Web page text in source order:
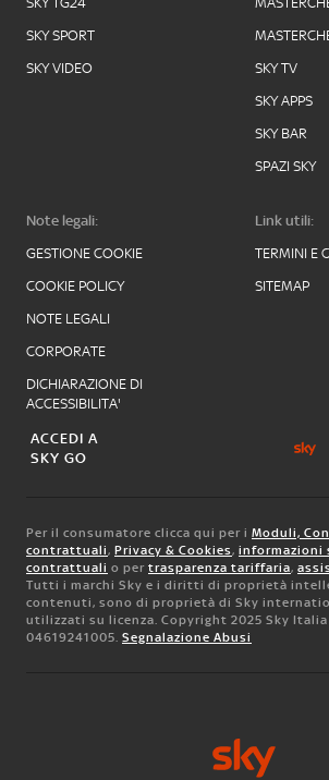
SKY SPORT
SKY VIDEO
SKY TV
SKY APPS
SKY BAR
SPAZI SKY
Note legali:
GESTIONE COOKIE
COOKIE POLICY
NOTE LEGALI
CORPORATE
DICHIARAZIONE DI
ACCESSIBILITA'
Link utili:
TERMINI E
SITEMAP
ACCEDI A
SKY GO
Per il consumatore clicca qui per i Moduli,
contrattuali, Privacy & Cookies, informazioni
contrattuali o per trasparenza tariffaria,
Tutti i marchi Sky e i diritti di proprietà
contenuti, sono di proprietà di Sky
utilizzati su licenza. Copyright 2025 Sky Italia
04619241005. Segnalazione Abusi